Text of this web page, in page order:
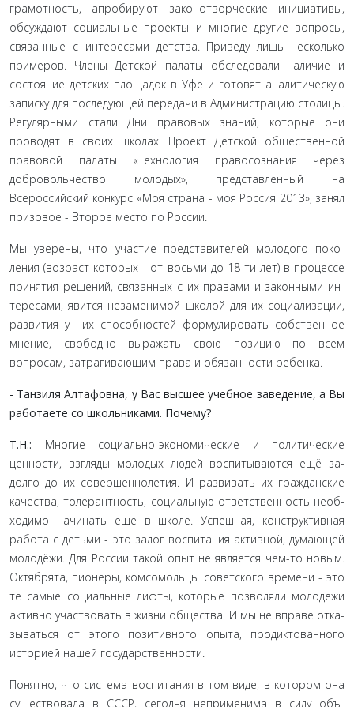
грамот­ность, апробируют законотворческие инициативы,
обсужда­ют социальные проекты и многие другие вопросы,
связанные с интересами детства. Приведу лишь несколько
примеров. Чле­ны Детской палаты обследовали наличие и
состояние детских площадок в Уфе и готовят аналитическую
записку для после­дующей передачи в Администрацию столицы.
Регулярными стали Дни правовых знаний, которые они
проводят в своих школах. Проект Детской общественной
правовой палаты «Технология правосознания через
добровольчество молодых», представленный на
Всероссийский конкурс «Моя страна - моя Россия 2013», занял
призовое - Второе место по России.
Мы уверены, что участие представителей молодого поко­
ления (возраст которых - от восьми до 18-ти лет) в процессе
принятия решений, связанных с их правами и законными ин­
тересами, явится незаменимой школой для их социализации,
развития у них способностей формулировать собственное
мнение, свободно выражать свою позицию по всем
вопросам, затрагивающим права и обязанности ребенка.
- Танзиля Алтафовна, у Вас высшее учебное заведе­ние, а Вы
работаете со школьниками. Почему?
Т.Н.: Многие социально-экономические и политические
ценности, взгляды молодых людей воспитываются ещё за­
долго до их совершеннолетия. И развивать их гражданские
качества, толерантность, социальную ответственность необ­
ходимо начинать еще в школе. Успешная, конструктивная
работа с детьми - это залог воспитания активной, думающей
молодёжи. Для России такой опыт не является чем-то новым.
Октябрята, пионеры, комсомольцы советского времени - это
те самые социальные лифты, которые позволяли молодёжи
активно участвовать в жизни общества. И мы не вправе отка­
зываться от этого позитивного опыта, продиктованного
исто­рией нашей государственности.
Понятно, что система воспитания в том виде, в котором она
существовала в СССР, сегодня неприменима в силу объ­